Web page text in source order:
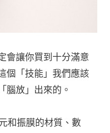
會讓你買到十分滿意
個「技能」我們應該
腦放」出來的。
和振膜的材質、數